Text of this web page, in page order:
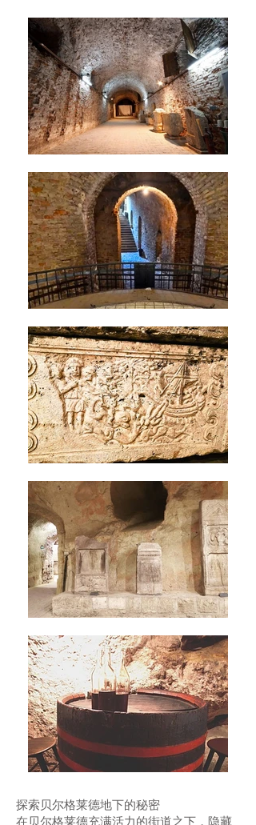
探索贝尔格莱德地下的秘密